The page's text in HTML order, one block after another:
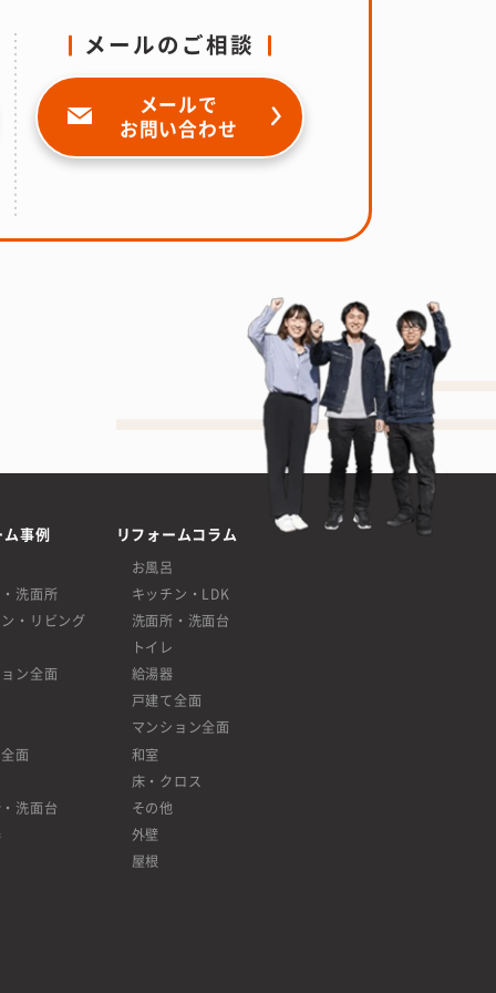
メールのご相談
メールで
お問い合わせ
ム事例
洗面所
・リビング
ン全面
面
洗面台
リフォームコラム
お風呂
キッチン・LDK
洗面所・洗面台
トイレ
給湯器
戸建て全面
マンション全面
和室
床・クロス
その他
外壁
屋根